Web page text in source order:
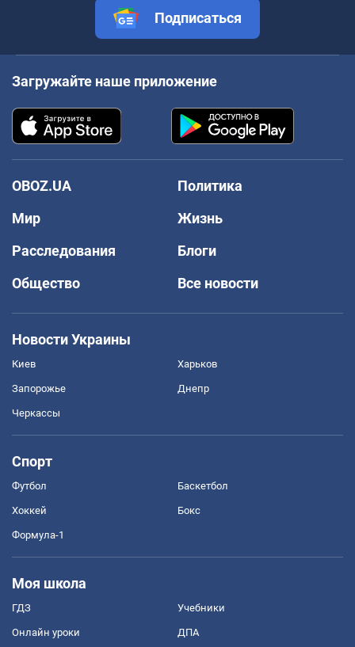
Подписаться
Загружайте наше приложение
OBOZ.UA
Политика
Мир
Жизнь
Расследования
Блоги
Общество
Все новости
Новости Украины
Киев Харьков
Запорожье Днепр
Черкассы
Спорт
Футбол Баскетбол
Хоккей Бокс
Формула-1
Моя школа
ГДЗ Учебники
Онлайн уроки ДПА